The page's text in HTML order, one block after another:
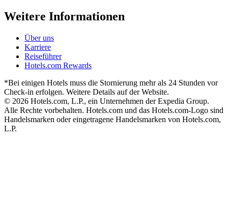
Weitere Informationen
Über uns
Karriere
Reiseführer
Hotels.com Rewards
*Bei einigen Hotels muss die Stornierung mehr als 24 Stunden vor
Check-in erfolgen. Weitere Details auf der Website.
© 2026 Hotels.com, L.P., ein Unternehmen der Expedia Group.
Alle Rechte vorbehalten. Hotels.com und das Hotels.com-Logo sind
Handelsmarken oder eingetragene Handelsmarken von Hotels.com,
L.P.